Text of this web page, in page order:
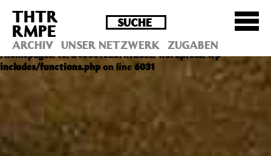
Deprecated : Die Funktion post_permalink ist seit
Version 4.4.0 veraltet! Verwende stattdessen
get_permalink(). in
/homepages/10/d43051023/htdocs/wordpress/wp-
includes/functions.php on line 6031
THTR
RMPE
ARCHIV UNSER NETZWERK ZUGABEN